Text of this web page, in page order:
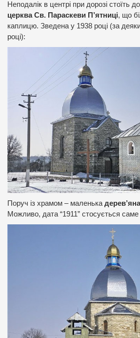
Неподалік в центрі при дорозі стоїть
церква Св. Параскеви П’ятниці, що
каплицю. Зведена у 1938 році (за
році):
Поруч із храмом – маленька
Можливо, дата “1911” стосується саме